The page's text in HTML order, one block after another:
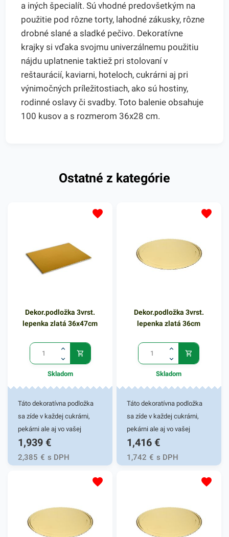
a iných špecialít. Sú vhodné predovšetkým na
použitie pod rôzne torty, lahodné zákusky, rôzne
drobné slané a sladké pečivo. Dekoratívne
krajky si vďaka svojmu univerzálnemu použitiu
nájdu uplatnenie taktiež pri stolovaní v
reštaurácií, kaviarni, hoteloch, cukrárni aj pri
výnimočných príležitostiach, ako sú hostiny,
rodinné oslavy či svadby. Toto balenie obsahuje
100 kusov a s rozmerom 36x28 cm.
Ostatné z kategórie
Dekor.podložka 3vrst.
lepenka zlatá 36x47cm
Skladom
Táto dekoratívna podložka
sa zíde v každej cukrárni,
pekárni ale aj vo vašej
domácnosti. Je vyrobená z
pevnej trojvrstvovej lepenky,
ktorá je na svojom povrchu
fóliou. Vaše torty a iné
cukrovinky na nej krásne
vyniknú a najmä sa
1,939 €
2,385 € s DPH
Dekor.podložka 3vrst.
lepenka zlatá 36cm
Skladom
Táto dekoratívna podložka
sa zíde v každej cukrárni,
pekárni ale aj vo vašej
domácnosti. Je vyrobená z
pevnej trojvrstvovej lepenky,
ktorá je na svojom povrchu
fóliou. Vaše torty a iné
cukrovinky na nej krásne
vyniknú a najmä sa
1,416 €
1,742 € s DPH